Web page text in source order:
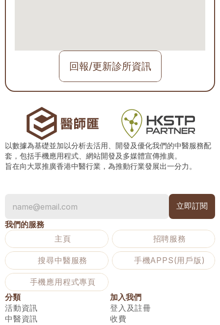
回報/更新診所資訊
以數據為基礎並加以分析去活用、開發及優化我們的中醫服務配
套，包括手機應用程式、網站開發及多媒體宣傳推廣。
旨在向大眾推廣香港中醫行業，為推動行業發展出一分力。
我們的服務
主頁
招聘服務
搜尋中醫服務 手機APPS(用戶版)
手機應用程式專頁
分類
活動資訊
中醫資訊
加入我們
登入及註冊
收費